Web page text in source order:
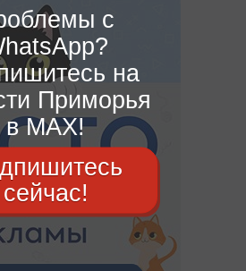
с
на
Приморья
в MAX!
сейчас!